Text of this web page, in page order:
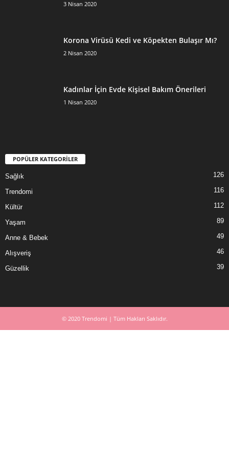
3 Nisan 2020
Korona Virüsü Kedi ve Köpekten Bulaşır Mı?
2 Nisan 2020
Kadınlar İçin Evde Kişisel Bakım Önerileri
1 Nisan 2020
POPÜLER KATEGORİLER
Sağlık 126
Trendomi 116
Kültür 112
Yaşam 89
Anne & Bebek 49
Alışveriş 46
Güzellik 39
© 2020 Trendomi | Tüm Hakları Saklıdır.